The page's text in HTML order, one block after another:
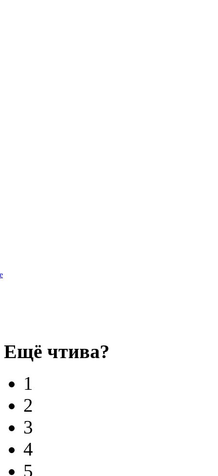
Ещё чтива?
1
2
3
4
5